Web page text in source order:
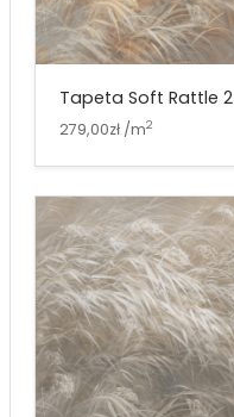
Tapeta Soft Rattle 2
279,00zł /m2